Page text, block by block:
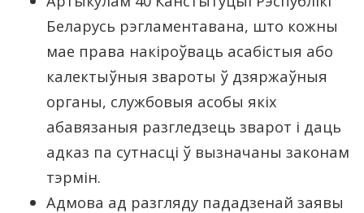
Беларусь рэгламентавана, што кожны
мае права накіроўваць асабістыя або
калектыўныя звароты ў дзяржаўныя
органы, службовыя асобы якіх
абавязаныя разгледзець зварот і даць
адказ па сутнасці ў вызначаны законам
тэрмін.
Адмова ад разгляду пададзенай заявы